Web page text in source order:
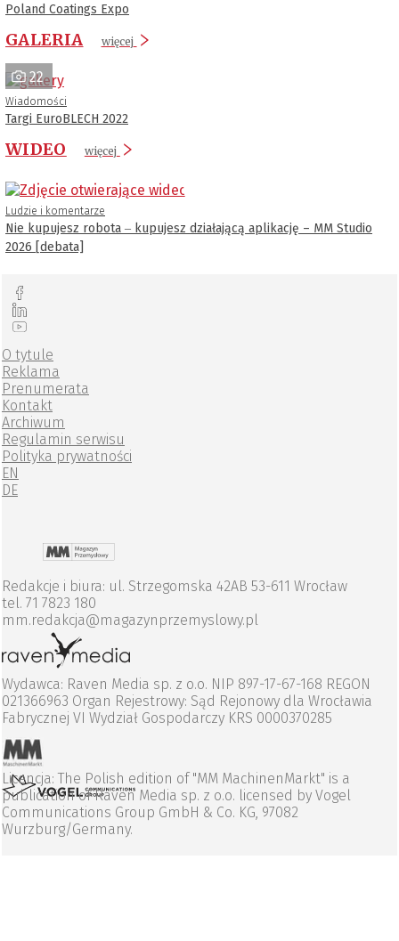
Poland Coatings Expo
GALERIA więcej
22
Wiadomości
Targi EuroBLECH 2022
WIDEO więcej
Ludzie i komentarze
Nie kupujesz robota ‒ kupujesz działającą aplikację – MM Studio
2026 [debata]
O tytule
Reklama
Prenumerata
Kontakt
Archiwum
Regulamin serwisu
Polityka prywatności
EN
DE
Redakcje i biura: ul. Strzegomska 42AB 53-611 Wrocław
tel. 71 7823 180
mm.redakcja@magazynprzemyslowy.pl
Wydawca: Raven Media sp. z o.o. NIP 897-17-67-168 REGON
021366963 Organ Rejestrowy: Sąd Rejonowy dla Wrocławia
Fabrycznej VI Wydział Gospodarczy KRS 0000370285
Licencja: The Polish edition of "MM MachinenMarkt" is a
publication of Raven Media sp. z o.o. licensed by Vogel
Communications Group GmbH & Co. KG, 97082
Wurzburg/Germany.